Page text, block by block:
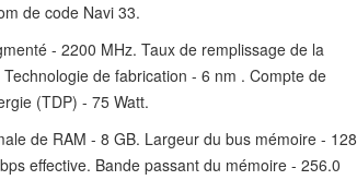
de code Navi 33.
- 2200 MHz. Taux de remplissage de la
de fabrication - 6 nm . Compte de
(TDP) - 75 Watt.
de RAM - 8 GB. Largeur du bus mémoire - 128
effective. Bande passant du mémoire - 256.0